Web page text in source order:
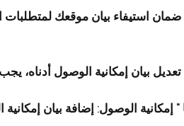
استيفاء بيان موقعك لمتطلبات
" إمكانية الوصول: إضافة بيان